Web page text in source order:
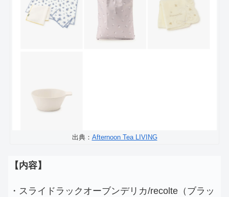
出典： Afternoon Tea LIVING
【内容】
・スライドラックオーブンデリカ/recolte（ブラッ